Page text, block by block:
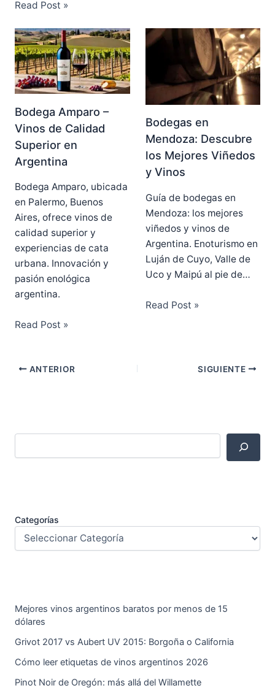
Read Post »
Bodega Amparo –
Vinos de Calidad
Superior en
Argentina
Bodega Amparo, ubicada
en Palermo, Buenos
Aires, ofrece vinos de
calidad superior y
experiencias de cata
urbana. Innovación y
pasión enológica
argentina.
Read Post »
Bodegas en
Mendoza: Descubre
los Mejores Viñedos
y Vinos
Guía de bodegas en
Mendoza: los mejores
viñedos y vinos de
Argentina. Enoturismo en
Luján de Cuyo, Valle de
Uco y Maipú al pie de…
Read Post »
ANTERIOR SIGUIENTE
Categorías
Mejores vinos argentinos baratos por menos de 15
dólares
Grivot 2017 vs Aubert UV 2015: Borgoña o California
Cómo leer etiquetas de vinos argentinos 2026
Pinot Noir de Oregón: más allá del Willamette